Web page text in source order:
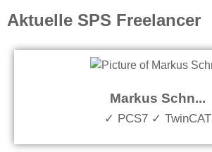
Aktuelle SPS Freelancer
Markus Schn...
✓ PCS7 ✓ TwinCAT